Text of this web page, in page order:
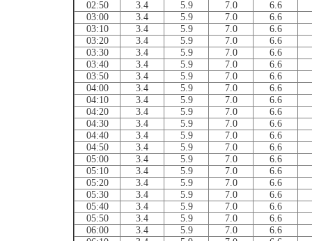
02:50
3.4 5.9 7.0
6.6
03:00
3.4 5.9 7.0
6.6
03:10
3.4 5.9 7.0
6.6
03:20
3.4 5.9 7.0
6.6
03:30
3.4 5.9 7.0
6.6
03:40
3.4 5.9 7.0
6.6
03:50
3.4 5.9 7.0
6.6
04:00
3.4 5.9 7.0
6.6
04:10
3.4 5.9 7.0
6.6
04:20
3.4 5.9 7.0
6.6
04:30
3.4 5.9 7.0
6.6
04:40
3.4 5.9 7.0
6.6
04:50
3.4 5.9 7.0
6.6
05:00
3.4 5.9 7.0
6.6
05:10
3.4 5.9 7.0
6.6
05:20
3.4 5.9 7.0
6.6
05:30
3.4 5.9 7.0
6.6
05:40
3.4 5.9 7.0
6.6
05:50
3.4 5.9 7.0
6.6
06:00
3.4 5.9 7.0
6.6